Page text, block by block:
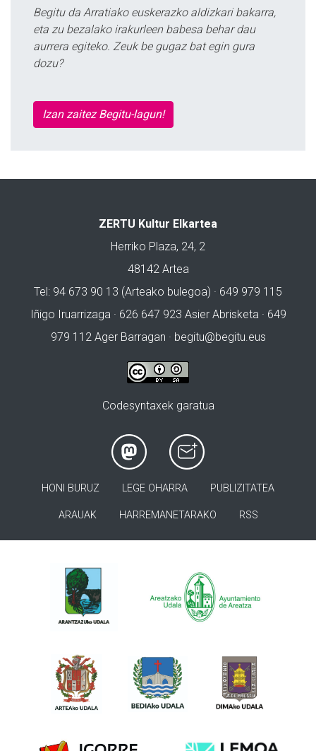
Begitu da Arratiako euskerazko aldizkari bakarra,
eta zu bezalako irakurleen babesa behar dau
aurrera egiteko. Zeuk be gugaz bat egin gura
dozu?
Izan zaitez Begitu-lagun!
ZERTU Kultur Elkartea
Herriko Plaza, 24, 2
48142 Artea
Tel: 94 673 90 13 (Arteako bulegoa) · 649 979 115
Iñigo Iruarrizaga · 626 647 923 Asier Abrisketa · 649
979 112 Ager Barragan · begitu@begitu.eus
Codesyntaxek garatua
HONI BURUZ LEGE OHARRA PUBLIZITATEA
ARAUAK HARREMANETARAKO RSS